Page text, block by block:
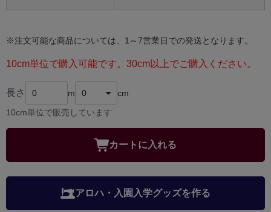
※注文可能な商品については、1～7営業日での発送となります。
10cm単位で購入可能です。30cm以上でご購入ください。
長さ m cm
10cm単位で販売しています
カートに入れる
アロハ・入園入学グッズを作る